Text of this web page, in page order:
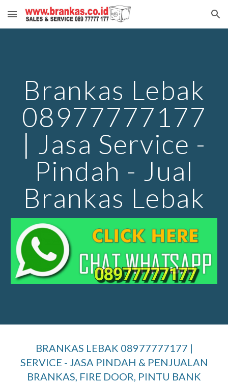
Skip to main content Skip to navigation
Brankas Lebak
08977777177
| Jasa Service -
Pindah - Jual
Brankas Lebak
BRANKAS LEBAK 08977777177 |
SERVICE - JASA PINDAH & PENJUALAN
BRANKAS, FIRE DOOR, PINTU BANK